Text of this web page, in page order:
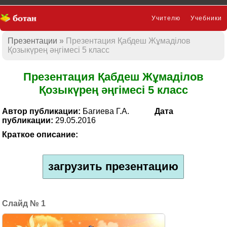
Учебники
Учителю
Презентации
Презентации
Презентация Қабдеш Жұмаділов
Қозыкүрең әңгімесі 5 класс
Презентация Қабдеш Жұмаділов
Қозыкүрең әңгімесі 5 класс
Автор публикации: Багиева Г.А.
Дата
публикации: 29.05.2016
Краткое описание:
загрузить презентацию
1